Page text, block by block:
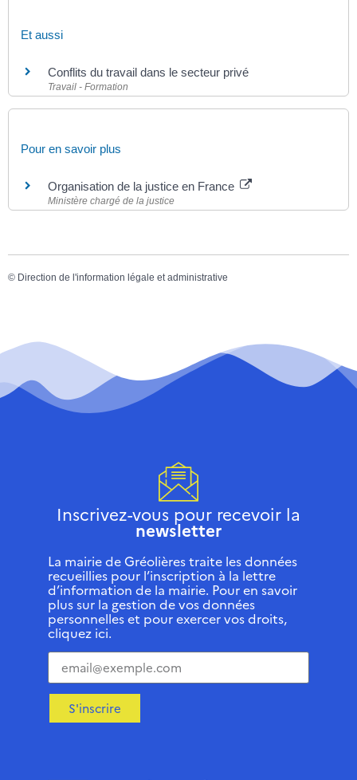
Et aussi
Conflits du travail dans le secteur privé
Travail - Formation
Pour en savoir plus
Organisation de la justice en France
Ministère chargé de la justice
© Direction de l'information légale et administrative
Inscrivez-vous pour recevoir la
newsletter
La mairie de Gréolières traite les données
recueillies pour l’inscription à la lettre
d’information de la mairie. Pour en savoir
plus sur la gestion de vos données
personnelles et pour exercer vos droits,
cliquez ici.
S'inscrire